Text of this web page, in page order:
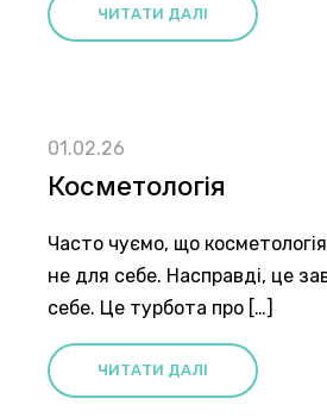
ЧИТАТИ ДАЛІ
01.02.26
Косметологія
Часто чуємо, що
не для себе. Насправді, це
себе. Це турбота про […]
ЧИТАТИ ДАЛІ